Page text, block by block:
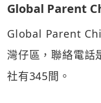
Global Parent
Global Parent
灣仔區，聯絡電話
社有345間。